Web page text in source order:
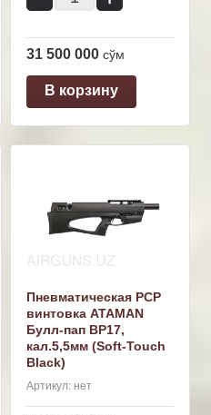
31 500 000 сўм
В корзину
Пневматическая PCP
винтовка ATAMAN
Булл-пап BP17,
кал.5,5мм (Soft-Touch
Black)
Артикул:нет